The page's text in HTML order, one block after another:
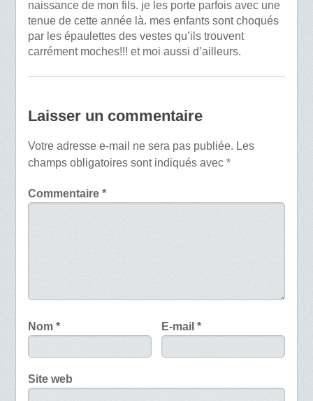
naissance de mon fils. je les porte parfois avec une
tenue de cette année là. mes enfants sont choqués
par les épaulettes des vestes qu’ils trouvent
carrément moches!!! et moi aussi d’ailleurs.
Laisser un commentaire
Votre adresse e-mail ne sera pas publiée. Les
champs obligatoires sont indiqués avec *
Commentaire *
Nom * E-mail*
Site web